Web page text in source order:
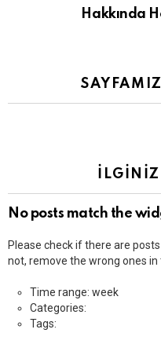
Hakkında
No posts match the
Please check if there are
not, remove the wrong ones in
Time range: week
Categories:
Tags: